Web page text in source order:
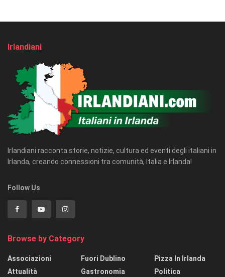
Irlandiani
Irlandiani racconta storie, notizie, cultura ed eventi degli italiani in
Irlanda, creando connessioni tra comunità, Italia e Irlanda!
Follow Us
Browse by Category
Associazioni
Attualità
Fuori Dublino
Gastronomia
Pizza In Irlanda
Politica